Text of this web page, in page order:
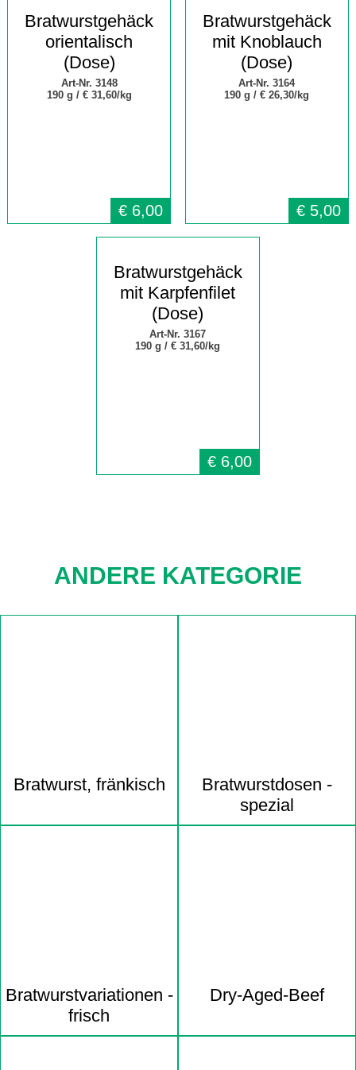
Bratwurstgehäck
orientalisch
(Dose)
Art-Nr. 3148
190 g / € 31,60/kg
€ 6,00
Bratwurstgehäck
mit Knoblauch
(Dose)
Art-Nr. 3164
190 g /€ 26,30/kg
€ 5,00
Bratwurstgehäck
mit Karpfenfilet
(Dose)
Art-Nr. 3167
190 g /€ 31,60/kg
€ 6,00
ANDERE KATEGORIE
Bratwurst, fränkisch
Bratwurst­dosen -
spezial
Bratwurst­variationen -
frisch
Dry-Aged-Beef